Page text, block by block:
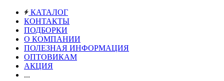
КАТАЛОГ
КОНТАКТЫ
ПОДБОРКИ
О КОМПАНИИ
ПОЛЕЗНАЯ ИНФОРМАЦИЯ
ОПТОВИКАМ
АКЦИЯ
...